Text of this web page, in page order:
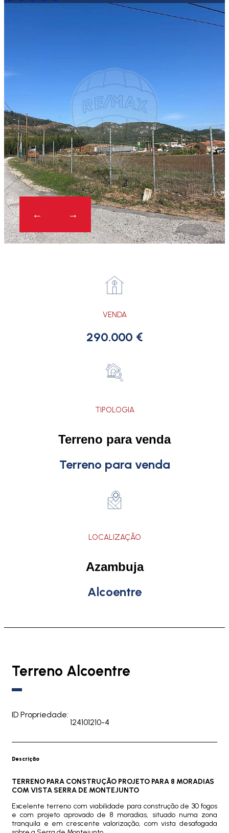
VENDA
290.000 €
TIPOLOGIA
Terreno para venda
Terreno para venda
LOCALIZAÇÃO
Azambuja
Alcoentre
Terreno Alcoentre
ID Propriedade:
124101210-4
Descrição
TERRENO PARA CONSTRUÇÃO PROJETO PARA 8 MORADIAS
COM VISTA SERRA DE MONTEJUNTO
Excelente terreno com viabilidade para construção de 30 fogos
e com projeto aprovado de 8 moradias, situado numa zona
tranquila e em crescente valorização, com vista desafogada